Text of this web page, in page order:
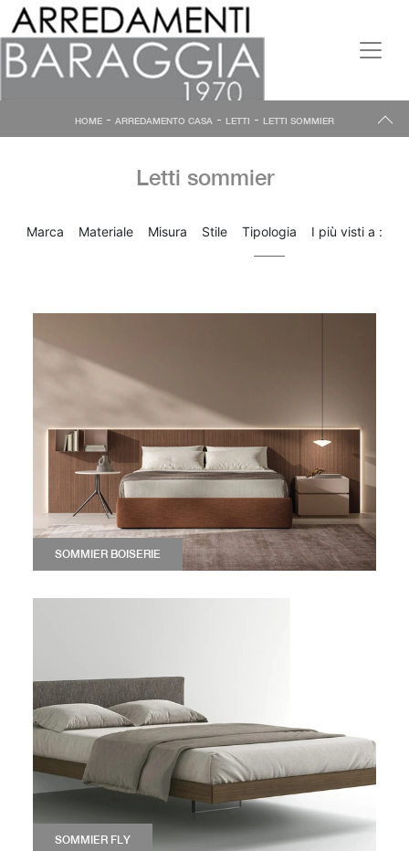
HOME - ARREDAMENTO CASA - LETTI - LETTI SOMMIER
Letti sommier
Marca Materiale Misura Stile Tipologia I più visti a :
SOMMIER BOISERIE
SOMMIER FLY